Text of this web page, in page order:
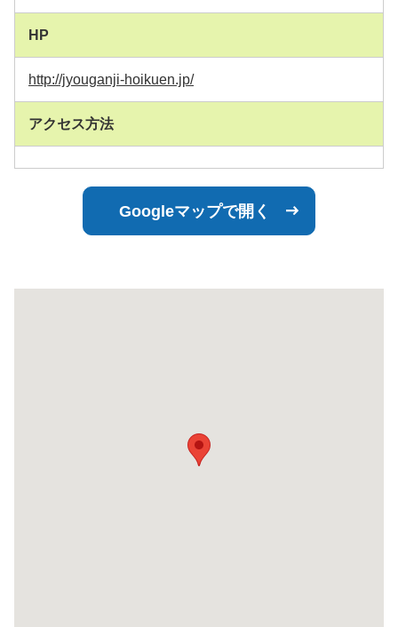
HP
http://jyouganji-hoikuen.jp/
アクセス方法
Googleマップで開く